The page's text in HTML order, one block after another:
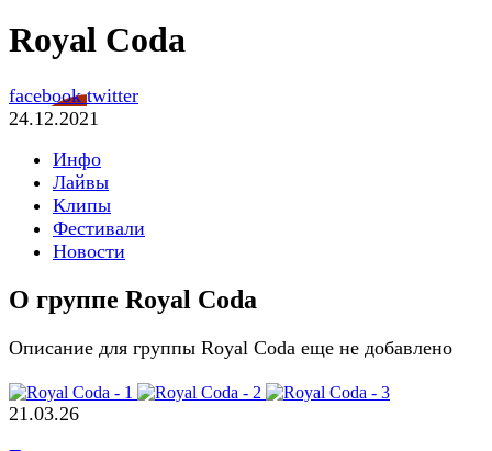
Royal Coda
facebooktwitter
24.12.2021
Инфо
Лайвы
Клипы
Фестивали
Новости
О группе Royal Coda
Описание для группы Royal Coda еще не добавлено
21.03.26